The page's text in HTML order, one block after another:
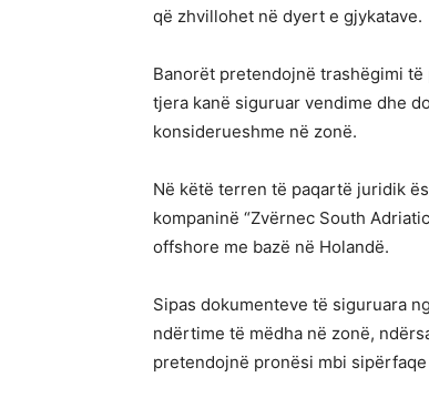
që zhvillohet në dyert e gjykatave.
Banorët pretendojnë trashëgimi
tjera kanë siguruar vendime dhe
konsiderueshme në zonë.
Në këtë terren të paqartë juridik
kompaninë “Zvërnec South
offshore me bazë në Holandë.
Sipas dokumenteve të siguruara
ndërtime të mëdha në zonë,
pretendojnë pronësi mbi